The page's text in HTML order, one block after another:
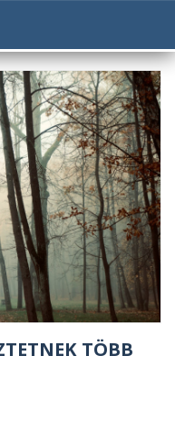
TÖBB